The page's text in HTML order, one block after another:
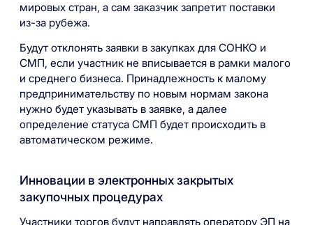
мировых стран, а сам заказчик запретит поставки
из-за рубежа.
Будут отклонять заявки в закупках для СОНКО и
СМП, если участник не вписывается в рамки малого
и среднего бизнеса. Принадлежность к малому
предпринимательству по новым нормам закона
нужно будет указывать в заявке, а далее
определение статуса СМП будет происходить в
автоматическом режиме.
Инновации в электронных закрытых
закупочных процедурах
Участники торгов будут направлять оператору ЭП на